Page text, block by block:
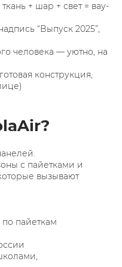
+ шар + свет = вау-
“Выпуск 2025”,
человека — уютно, на
конструкция,
с пайетками и
вызывают
пайеткам